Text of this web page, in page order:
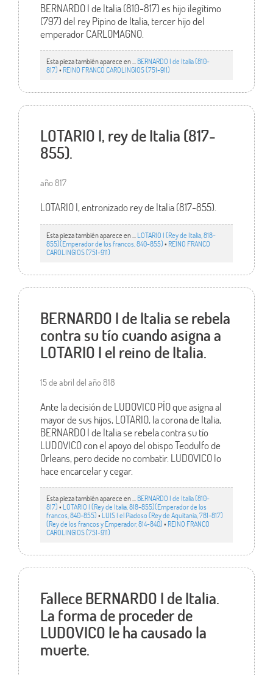
BERNARDO I de Italia (810-817) es hijo ilegítimo
(797) del rey Pipino de Italia, tercer hijo del
emperador CARLOMAGNO.
Esta pieza también aparece en ... BERNARDO I de Italia (810-
817)• REINO FRANCO CAROLINGIOS (751-911)
LOTARIO I, rey de Italia (817-
855).
año 817
LOTARIO I, entronizado rey de Italia (817-855).
Esta pieza también aparece en ... LOTARIO I (Rey de Italia, 818-
855)(Emperador de los francos, 840-855)• REINO FRANCO
CAROLINGIOS (751-911)
BERNARDO I de Italia se rebela
contra su tío cuando asigna a
LOTARIO I el reino de Italia.
15 de abril del año 818
Ante la decisión de LUDOVICO PÍO que asigna al
mayor de sus hijos, LOTARIO, la corona de Italia,
BERNARDO I de Italia se rebela contra su tío
LUDOVICO con el apoyo del obispo Teodulfo de
Orleans, pero decide no combatir. LUDOVICO lo
hace encarcelar y cegar.
Esta pieza también aparece en ... BERNARDO I de Italia (810-
817)• LOTARIO I (Rey de Italia, 818-855)(Emperador de los
francos, 840-855)• LUIS I el Piadoso (Rey de Aquitania, 781-817)
(Rey de los francos y Emperador, 814-840)• REINO FRANCO
CAROLINGIOS (751-911)
Fallece BERNARDO I de Italia.
La forma de proceder de
LUDOVICO le ha causado la
muerte.